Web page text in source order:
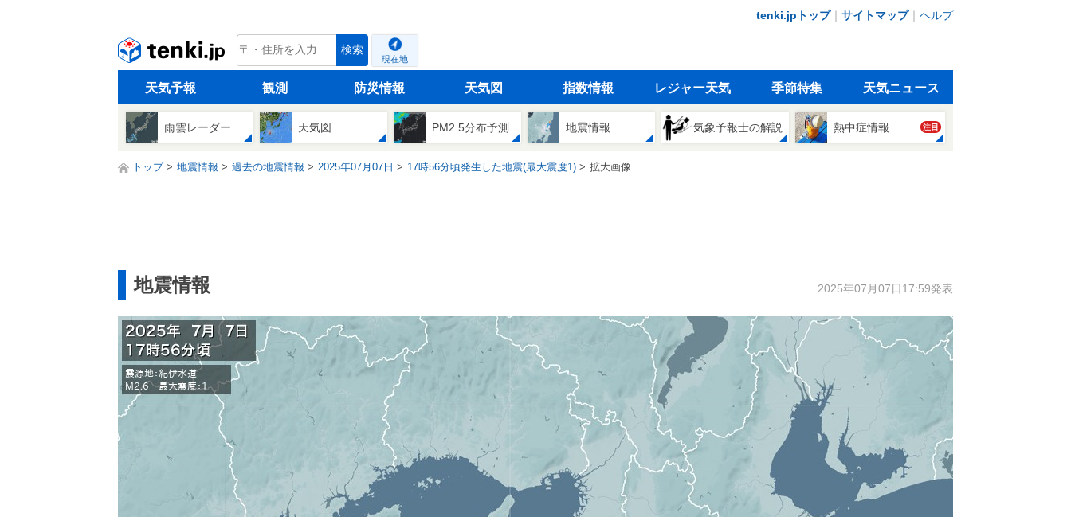
tenki.jpトップ｜ サイトマップ｜ ヘルプ
tenki.jp 検索
現在地
天気予報 観測 防災情報 天気図 指数情報 レジャー天気 季節特集 天気ニュース
雨雲レーダー 天気図 PM2.5分布予測 地震情報 気象予報士の解説 熱中症情報 注目
トップ 地震情報 過去の地震情報 2025年07月07日 17時56分頃発生した地震(最大震度1) 拡大画像
地震情報 2025年07月07日17:59発表